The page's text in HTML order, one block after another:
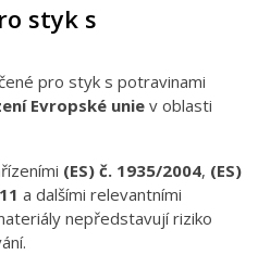
styk s
pro styk s potravinami
Evropské unie v oblasti
(ES) č. 1935/2004, (ES)
a dalšími relevantními
nepředstavují riziko